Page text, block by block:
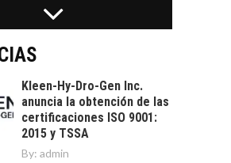
servicios digitales en
Chile:…
TURISMO EN EL
DESIERTO DE
ATACAMA:
OPORTUNIDADES
PARA EL
DESARROLLO LOCAL
El Desierto de
Atacama: Motor
Estratégico para el
LA INDUSTRIA
Kleen-Hy-Dro-Gen Inc.
anuncia la obtención de las
certificaciones ISO 9001:
2015 y TSSA
By: admin